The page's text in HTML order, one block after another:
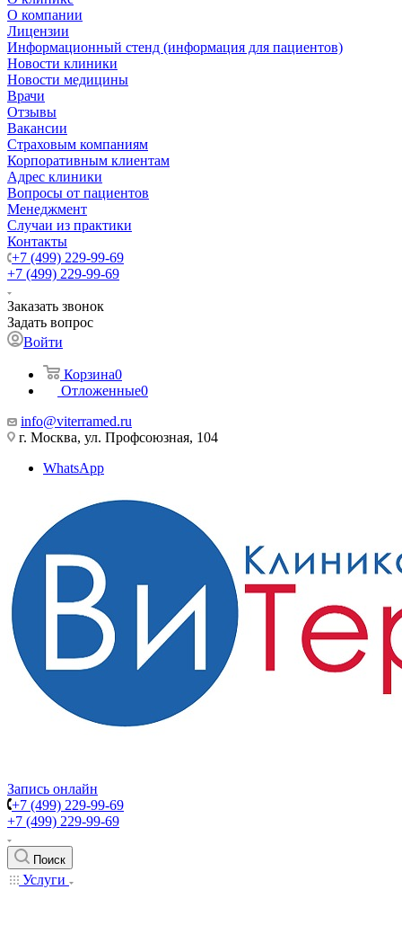
О компании
Лицензии
Информационный стенд (информация для пациентов)
Новости клиники
Новости медицины
Врачи
Отзывы
Вакансии
Страховым компаниям
Корпоративным клиентам
Адрес клиники
Вопросы от пациентов
Менеджмент
Случаи из практики
Контакты
+7 (499) 229-99-69
+7 (499) 229-99-69
Заказать звонок
Задать вопрос
Войти
Корзина0
Отложенные0
info@viterramed.ru
г. Москва, ул. Профсоюзная, 104
WhatsApp
Запись онлайн
+7 (499) 229-99-69
+7 (499) 229-99-69
Поиск
Услуги